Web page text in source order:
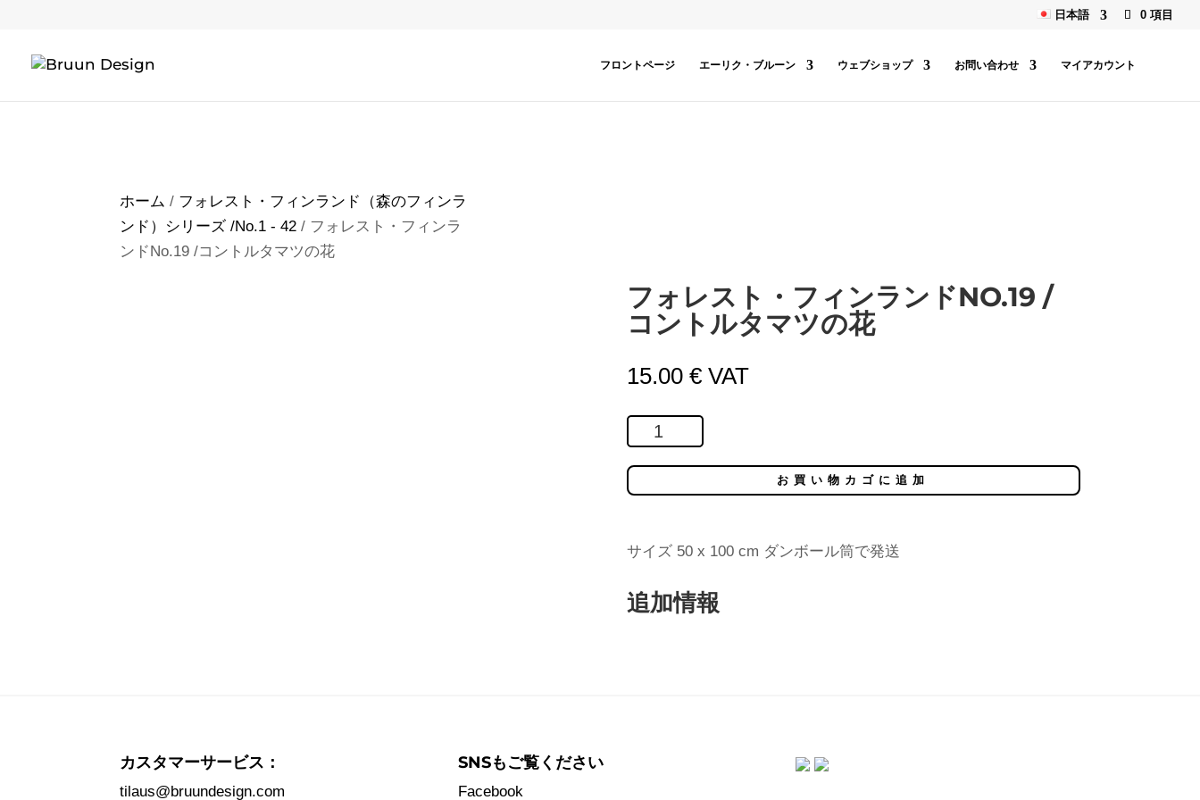
日本語 0 項目
フロントページ エーリク・ブルーン ウェブショップ お問い合わせ マイアカウント
ホーム / フォレスト・フィンランド（森のフィンラ
ンド）シリーズ /No.1 - 42 / フォレスト・フィンラ
ンドNo.19 /コントルタマツの花
フォレスト・フィンランドNO.19 /
コントルタマツの花
15.00 € VAT
ォ
レ
ス
フ
ン
お買い物カゴに追加
サイズ 50 x 100 cm ダンボール筒で発送
追加情報
カスタマーサービス：
tilaus@bruundesign.com
SNSもご覧ください
Facebook